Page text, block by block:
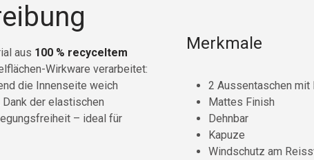
aus 100 % recyceltem
Wirkware verarbeitet:
die Innenseite weich
der elastischen
– ideal für
Merkmale
2 Aussentaschen
Mattes Finish
Dehnbar
Kapuze
Windschutz am